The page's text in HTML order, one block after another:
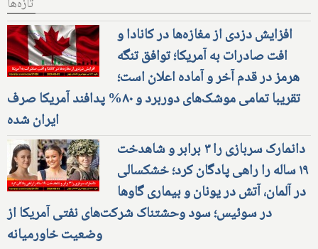
تازه‌ها
افزایش دزدی از مغازه‌ها در کانادا و
افت صادرات به آمریکا؛ توافق تنگه
هرمز در قدم آخر و آماده اعلان است؛
تقریبا تمامی موشک‌های دوربرد و ۸۰% پدافند آمریکا صرف
ایران شده
دانمارک سربازی را ۳ برابر و شاهدخت
۱۹ ساله را راهی پادگان کرد؛ خشکسالی
در آلمان، آتش در یونان و بیماری گاوها
در سوئیس؛ سود وحشتناک شرکت‌های نفتی آمریکا از
وضعیت خاورمیانه